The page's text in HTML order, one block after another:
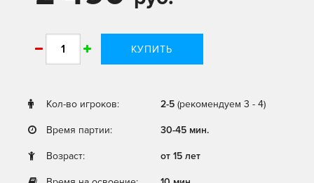
КУПИТЬ
Кол-во игроков: 2-5 (рекомендуем 3 - 4)
Время партии: 30-45 мин.
Возраст: от 15 лет